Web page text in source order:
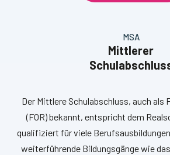
MSA
Mittlerer
Der Mittlere Schulabschluss, auch als
(FOR) bekannt, entspricht dem
qualifiziert für viele
weiterführende Bildungsgänge wie